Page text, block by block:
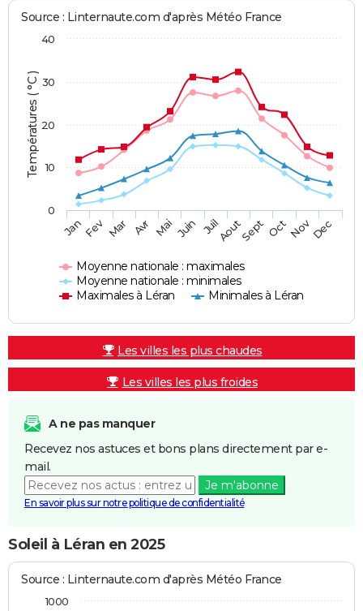
Températures ( °C )
Source : Linternaute.com d'après Météo France
Moyenne nationale : maximales
Moyenne nationale : minimales
Maximales à Léran
Minimales à Léran
JanFev Mar Avr Mai Juin JuilAoutSept OctNovDec
0
10
20
30
40
Les villes les plus chaudes
Les villes les plus froides
A ne pas manquer
Recevez nos astuces et bons plans directement par e-
mail.
Je m'abonne
En savoir plus sur notre politique de confidentialité
Soleil à Léran en 2025
Source : Linternaute.com d'après Météo France
1000